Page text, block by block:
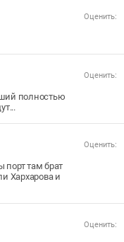
Оценить:
Оценить:
полностью
Оценить:
порт там брат
Хархарова и
Оценить: